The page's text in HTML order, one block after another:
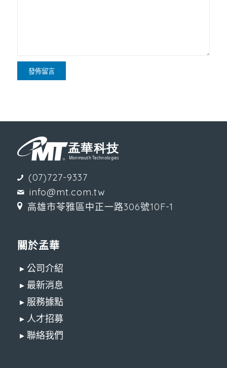
(07)727-9337
info@mt.com.tw
高雄市苓雅區中正一路306號10F-1
關於孟華
▸ 公司介紹
▸ 最新消息
▸ 服務據點
▸ 人才招募
▸ 聯絡我們